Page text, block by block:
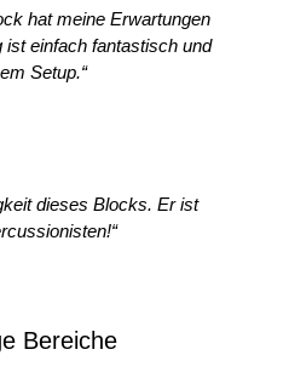
hat meine Erwartungen
ist einfach fantastisch und
Setup.“
dieses Blocks. Er ist
Bereiche